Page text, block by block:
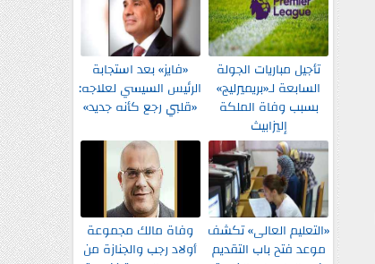
تأجيل مباريات الجولة
السابعة لـ«بريميرليج»
بسبب وفاة الملكة
إليزابيث
«فايز» بعد استجابة
الرئيس السيسي لعلاجه:
«قلبي رجع كأنه جديد»
«التعليم العالى» تكشف
موعد فتح باب التقديم
وفاة مالك مجموعة
أولاد رجب والجنازة من